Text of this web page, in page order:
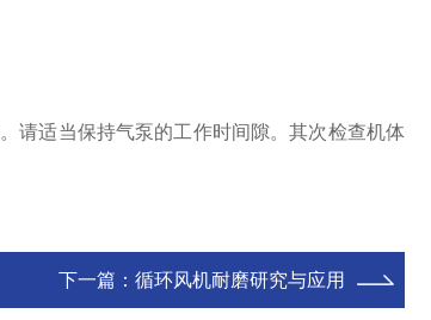
。请适当保持气泵的工作时间隙。其次检查机体
下一篇： 循环风机耐磨研究与应用